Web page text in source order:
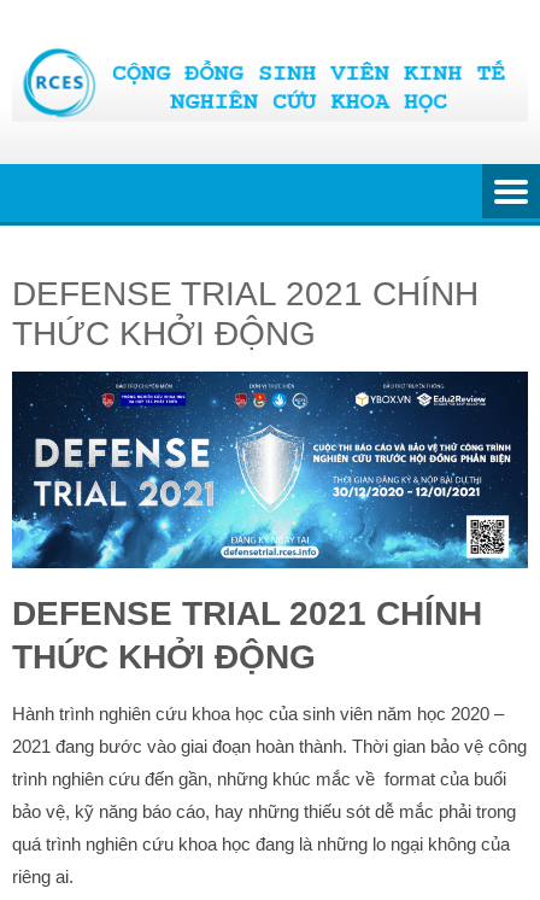
content
DEFENSE TRIAL 2021 CHÍNH
THỨC KHỞI ĐỘNG
DEFENSE TRIAL 2021 CHÍNH
THỨC KHỞI ĐỘNG
Hành trình nghiên cứu khoa học của sinh viên năm học 2020 –
2021 đang bước vào giai đoạn hoàn thành. Thời gian bảo vệ công
trình nghiên cứu đến gần, những khúc mắc về format của buổi
bảo vệ, kỹ năng báo cáo, hay những thiếu sót dễ mắc phải trong
quá trình nghiên cứu khoa học đang là những lo ngại không của
riêng ai.